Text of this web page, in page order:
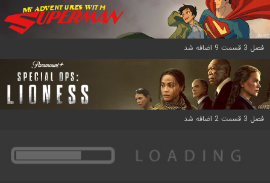
فصل 3 قسمت 9 اضافه شد
فصل 3 قسمت 2 اضافه شد